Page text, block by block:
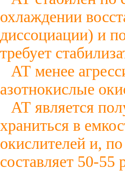
охлаждении
диссоциации) и
требует
АТ менее
азотнокислые
АТ является
храниться в
окислителей и,
составляет 50-